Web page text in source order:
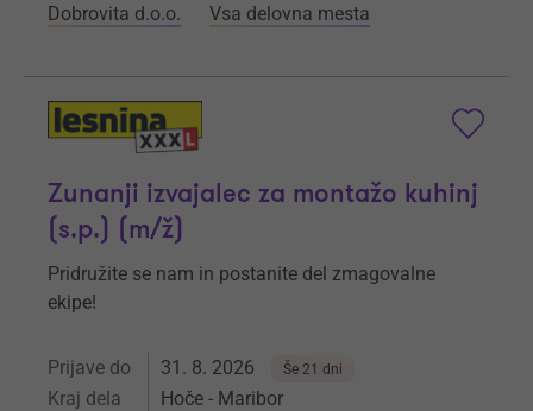
Dobrovita d.o.o. Vsa delovna mesta
Zunanji izvajalec za montažo kuhinj
(s.p.) (m/ž)
Pridružite se nam in postanite del zmagovalne
ekipe!
Prijave do 31. 8. 2026 Še 21 dni
Kraj dela Hoče - Maribor